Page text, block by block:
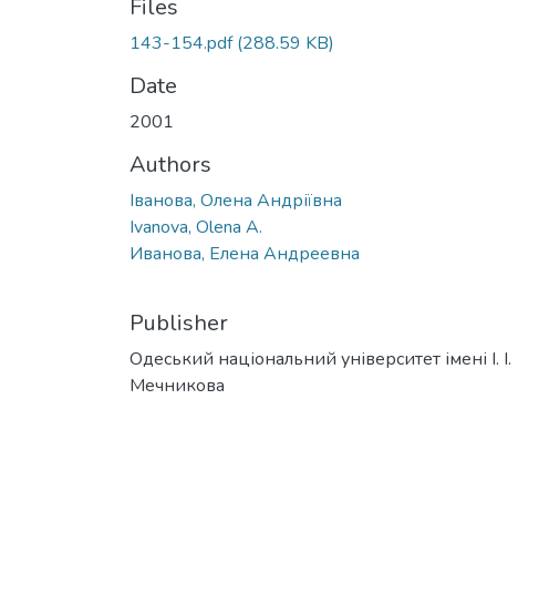
Files
143-154.pdf(288.59 KB)
Date
2001
Authors
Іванова, Олена Андріївна
Ivanova, Olena A.
Иванова, Елена Андреевна
Publisher
Одеський національний університет імені І. І.
Мечникова